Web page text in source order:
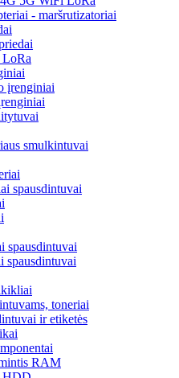
- maršrutizatoriai
įrenginiai
smulkintuvai
spausdintuvai
spausdintuvai
spausdintuvai
toneriai
ir etiketės
RAM